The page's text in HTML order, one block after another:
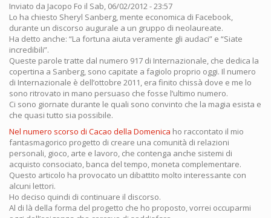
Inviato da Jacopo Fo il Sab, 06/02/2012 - 23:57
Lo ha chiesto Sheryl Sanberg, mente economica di Facebook,
durante un discorso augurale a un gruppo di neolaureate.
Ha detto anche: “La fortuna aiuta veramente gli audaci” e “Siate
incredibili”.
Queste parole tratte dal numero 917 di Internazionale, che dedica la
copertina a Sanberg, sono capitate a fagiolo proprio oggi. Il numero
di Internazionale è dell’ottobre 2011, era finito chissà dove e me lo
sono ritrovato in mano persuaso che fosse l’ultimo numero.
Ci sono giornate durante le quali sono convinto che la magia esista e
che quasi tutto sia possibile.
Nel numero scorso di Cacao della Domenica ho raccontato il mio
fantasmagorico progetto di creare una comunità di relazioni
personali, gioco, arte e lavoro, che contenga anche sistemi di
acquisto consociato, banca del tempo, moneta complementare.
Questo articolo ha provocato un dibattito molto interessante con
alcuni lettori.
Ho deciso quindi di continuare il discorso.
Al di là della forma del progetto che ho proposto, vorrei occuparmi